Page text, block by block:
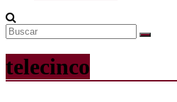
telecinco